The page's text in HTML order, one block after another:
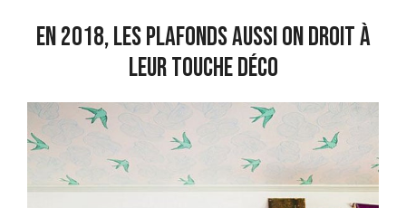
En 2018, les plafonds aussi on droit à
leur touche déco